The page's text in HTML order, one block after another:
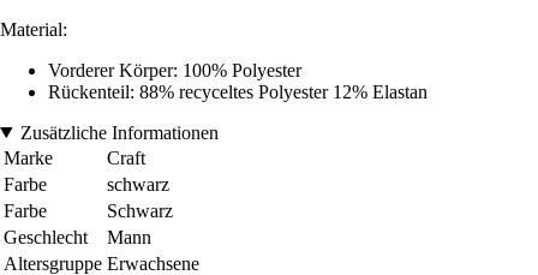
Material:
Vorderer Körper: 100% Polyester
Rückenteil: 88% recyceltes Polyester 12% Elastan
Zusätzliche Informationen
Marke
Craft
Farbe
schwarz
Farbe
Schwarz
Geschlecht
Mann
Altersgruppe Erwachsene